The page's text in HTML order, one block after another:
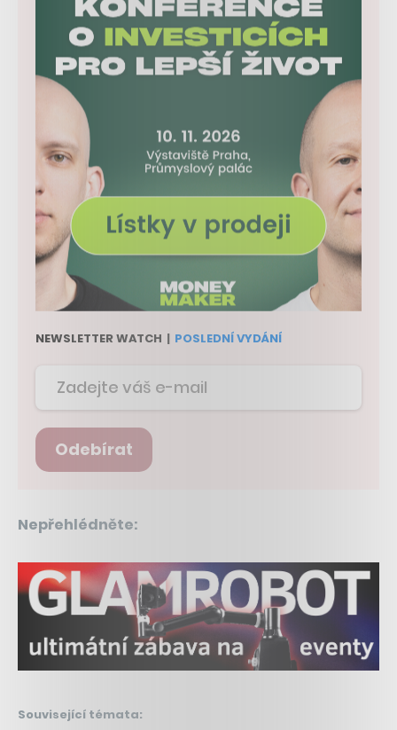
NEWSLETTER WATCH | POSLEDNÍ VYDÁNÍ
Odebírat
Nepřehlédněte:
Související témata: